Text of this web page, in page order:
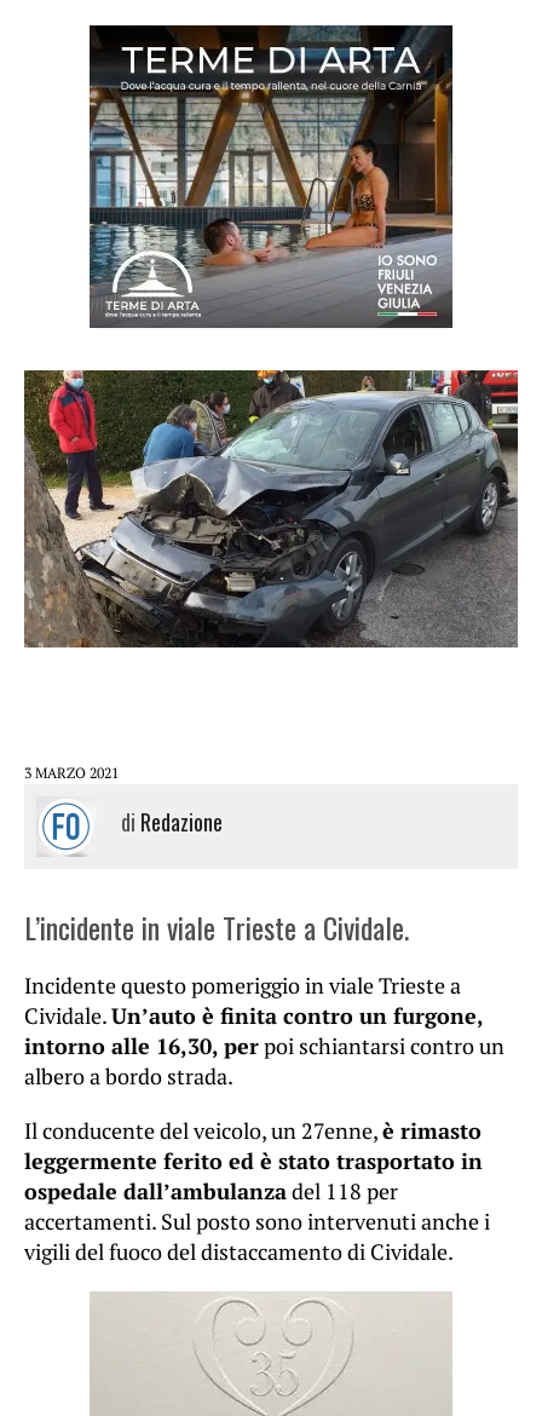
3 MARZO 2021
di Redazione
L’incidente in viale Trieste a Cividale.
Incidente questo pomeriggio in viale Trieste a
Cividale.Un’auto è finita contro un furgone,
intorno alle 16,30, perpoi schiantarsi contro un
albero a bordo strada.
Il conducente del veicolo, un 27enne,è rimasto
leggermente ferito ed è stato trasportato in
ospedale dall’ambulanzadel 118 per
accertamenti. Sul posto sono intervenuti anche i
vigili del fuoco del distaccamento di Cividale.